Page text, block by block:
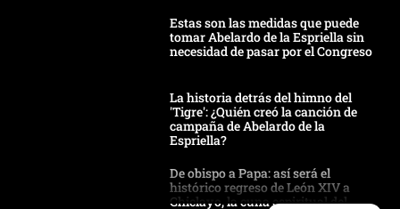
Estas son las medidas que puede
tomar Abelardo de la Espriella sin
necesidad de pasar por el Congreso
La historia detrás del himno del
'Tigre': ¿Quién creó la canción de
campaña de Abelardo de la
Espriella?
De obispo a Papa: así será el
histórico regreso de León XIV a
Chiclayo, la cuna espiritual del